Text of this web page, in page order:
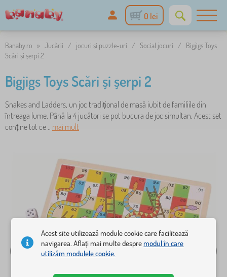
0 lei
Banaby.ro » Jucării / jocuri și puzzle-uri / Social jocuri /
Bigjigs Toys
Scări și șerpi 2
Bigjigs Toys Scări și șerpi 2
Snakes and Ladders, un joc tradițional de masă iubit de familiile din
întreaga lume. Până la 4 jucători se pot bucura de joc simultan. Acest set
conține tot ce .. mai mult
Acest site utilizează module cookie care facilitează
navigarea. Aflați mai multe despremodul în care
utilizăm modulele cookie.